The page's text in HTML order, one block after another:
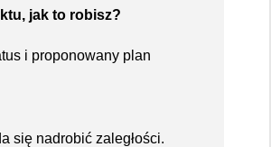
jak to robisz?
i proponowany plan
się nadrobić zaległości.